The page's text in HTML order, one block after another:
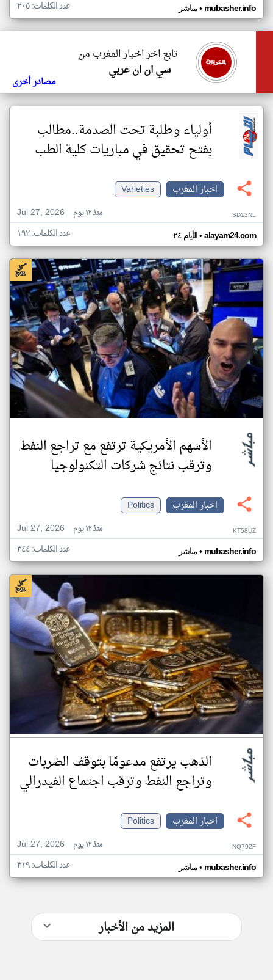
مباشر• mubasher.info عدد الكلمات: ٢٠٥
تابع اخر اخبار المغرب من
سي ان ان عربي
مصادر أخرى
أولياء وطلبة تحت الصدمة..مطالب
بفتح تحقيق في مباريات كلية الطب
اخبار المغرب
Varieties
Jul 27, 2026
منذ ١٢ يوم SD13NL
الأيام ٢٤• alayam24.com عدد الكلمات: ١٩٢
الأسهم الأمريكية ترتفع مع تراجع النفط
وترقب نتائج شركات التكنولوجيا
اخبار المغرب
Politics
Jul 27, 2026
منذ ١٢ يوم KT58UZ
مباشر• mubasher.info عدد الكلمات: ٣٤٤
الذهب يرتفع مدعومًا بتوقف الضربات
وتراجع النفط وترقب اجتماع الفيدرالي
اخبار المغرب
Politics
Jul 27, 2026
منذ ١٢ يوم NQ79ZF
مباشر• mubasher.info عدد الكلمات: ٣١٩
المزيد من الأخبار